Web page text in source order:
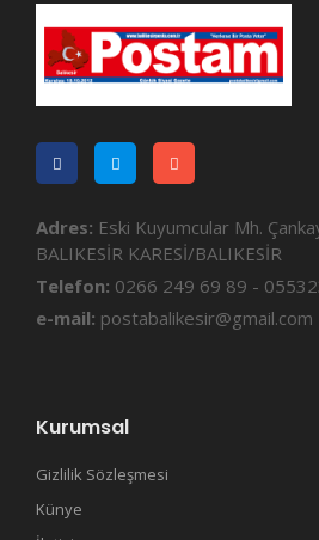
Adres: Eski Kuyumcular Mh.
BALIKESİR KARESİ/BALIKESİR
Telefon: 0266 249 69 89 -
e-mail: postabalikesir@gmail.com
Kurumsal
Gizlilik Sözleşmesi
Künye